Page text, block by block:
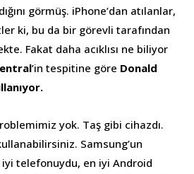
görmüş. iPhone’dan atılanlar,
ki, bu da bir görevli tarafından
Fakat daha acıklısı ne biliyor
’in tespitine göre Donald
yok. Taş gibi cihazdı.
Samsung’un
iyi telefonuydu, en iyi Android